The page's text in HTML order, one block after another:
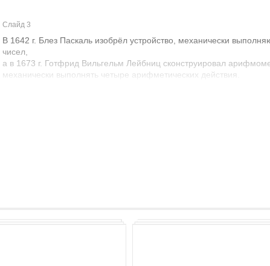
Слайд 3
В 1642 г. Блез Паскаль изобрёл устройство, механически
чисел,
а в 1673 г. Готфрид Вильгельм Лейбниц сконструировал
механически выполнять четыре арифметических действия.